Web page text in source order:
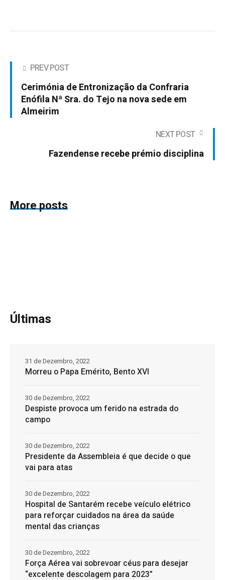
PREV POST
Cerimónia de Entronização da Confraria
Enófila Nª Sra. do Tejo na nova sede em
Almeirim
NEXT POST
Fazendense recebe prémio disciplina
More posts
Últimas
Morreu o Papa Emérito, Bento XVI
31 de Dezembro, 2022
Despiste provoca um ferido na estrada do
campo
30 de Dezembro, 2022
Presidente da Assembleia é que decide o que
vai para atas
30 de Dezembro, 2022
Hospital de Santarém recebe veículo elétrico
para reforçar cuidados na área da saúde
mental das crianças
30 de Dezembro, 2022
Força Aérea vai sobrevoar céus para desejar
“excelente descolagem para 2023”
30 de Dezembro, 2022